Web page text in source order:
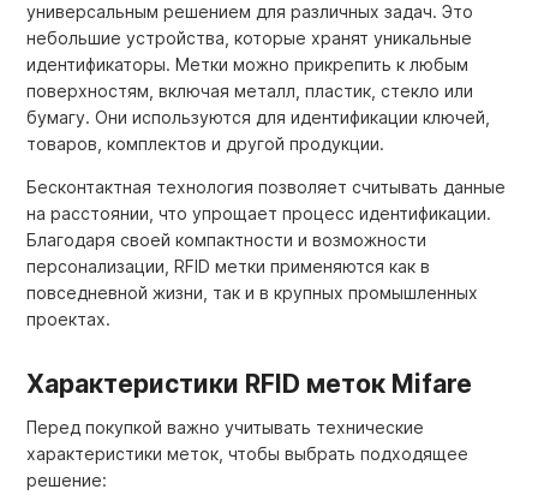
универсальным решением для различных задач. Это
небольшие устройства, которые хранят уникальные
идентификаторы. Метки можно прикрепить к любым
поверхностям, включая металл, пластик, стекло или
бумагу. Они используются для идентификации ключей,
товаров, комплектов и другой продукции.
Бесконтактная технология позволяет считывать данные
на расстоянии, что упрощает процесс идентификации.
Благодаря своей компактности и возможности
персонализации, RFID метки применяются как в
повседневной жизни, так и в крупных промышленных
проектах.
Характеристики RFID меток Mifare
Перед покупкой важно учитывать технические
характеристики меток, чтобы выбрать подходящее
решение: